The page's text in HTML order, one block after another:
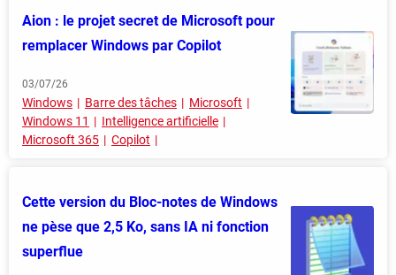
Aion : le projet secret de Microsoft pour
remplacer Windows par Copilot
03/07/26
Windows Barre des tâches
Microsoft
Windows 11
Intelligence artificielle
Microsoft 365
Copilot
Cette version du Bloc-notes de Windows
ne pèse que 2,5 Ko, sans IA ni fonction
superflue